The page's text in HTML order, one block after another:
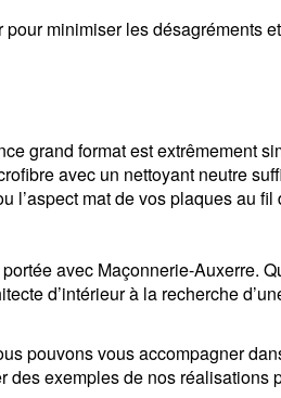
minimiser les désagréments
grand format est extrêmement
avec un nettoyant neutre
l’aspect mat de vos plaques au fil
avec Maçonnerie-Auxerre.
d’intérieur à la recherche
pouvons vous accompagner
des exemples de nos réalisations